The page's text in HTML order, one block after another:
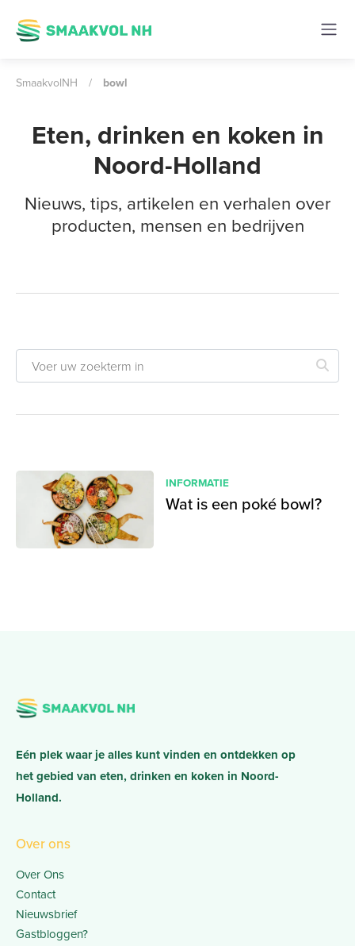
SmaakvolNH / bowl
Eten, drinken en koken in
Noord-Holland
Nieuws, tips, artikelen en verhalen over
producten, mensen en bedrijven
INFORMATIE
Wat is een poké bowl?
Eén plek waar je alles kunt vinden en ontdekken op
het gebied van eten, drinken en koken in Noord-
Holland.
Over ons
Over Ons
Contact
Nieuwsbrief
Gastbloggen?